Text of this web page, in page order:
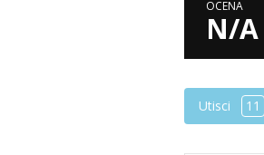
OCENA
N/A
Utisci 11